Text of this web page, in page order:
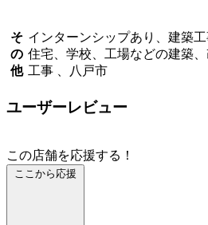
そ
の
他
インターンシップあり、建築
住宅、学校、工場などの建築
工事 、八戸市
ユーザーレビュー
この店舗を応援する！
ここから応援